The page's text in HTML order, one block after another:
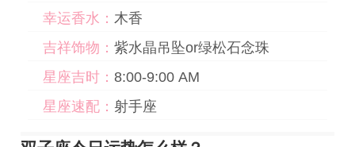
幸运香水： 木香
吉祥饰物： 紫水晶吊坠or绿松石念珠
星座吉时： 8:00-9:00 AM
星座速配： 射手座